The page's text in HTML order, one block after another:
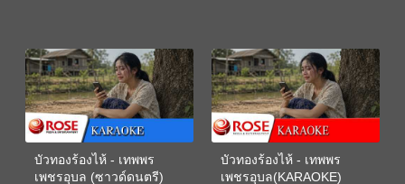
บัวทองร้องไห้ - เทพพร
เพชรอุบล (ซาวด์ดนตรี)
บัวทองร้องไห้ - เทพพร
เพชรอุบล(KARAOKE)